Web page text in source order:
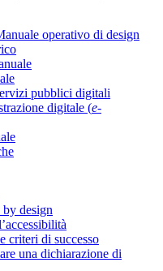
operativo di design
pubblici digitali
digitale (e-
design
criteri di successo
una dichiarazione di